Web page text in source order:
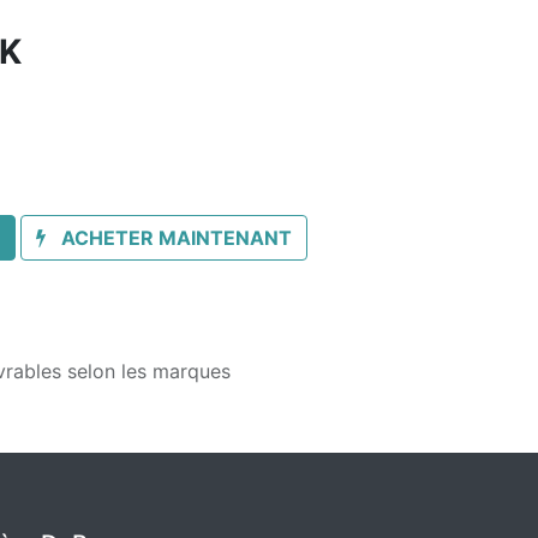
ACHETER MAINTENANT
selon les marques